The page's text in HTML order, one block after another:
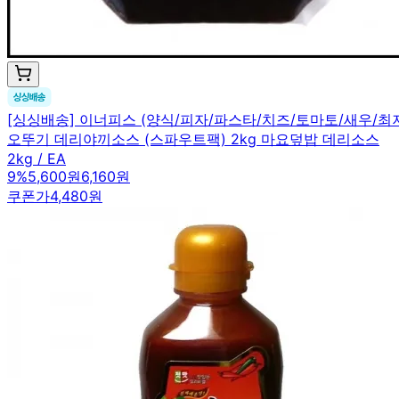
[싱싱배송] 이너피스 (양식/피자/파스타/치즈/토마토/새우/최
오뚜기 데리야끼소스 (스파우트팩) 2kg 마요덮밥 데리소스
2kg / EA
9%5,600원6,160원
쿠폰가4,480원